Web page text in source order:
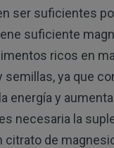
ser suficientes
suficiente
ricos en
ya que
energía y
necesaria la
citrato de